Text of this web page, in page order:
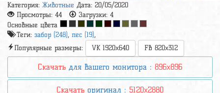
Категория: Животные Дата: 20/05/2020
Просмотры: 44 Загрузки: 4
Основные цвета
Теги: забор (248), пес (19),
Популярные размеры:
VK 1920x640 FB 820x312
Скачать для вашего монитора : 896x896
Скачать оригинал : 5120x2880